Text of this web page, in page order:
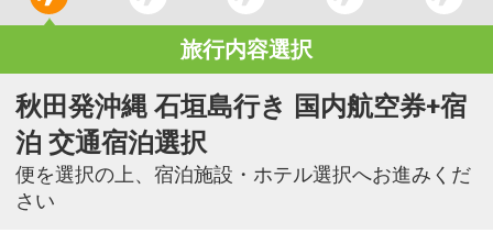
旅行内容選択
秋田発沖縄 石垣島行き 国内航空券+宿
泊 交通宿泊選択
便を選択の上、宿泊施設・ホテル選択へお進みくだ
さい